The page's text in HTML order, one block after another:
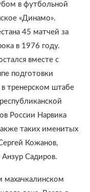
в футбольной
«Динамо».
45 матчей за
в 1976 году.
вместе с
подготовки
в тренерском штабе
России Нарвика
таких именитых
Кожанов,
Садиров.
махачкалинском